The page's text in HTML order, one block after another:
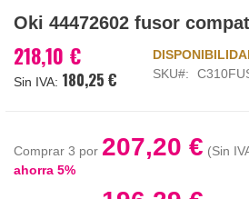
al
de
la
Oki 44472602 fusor
218,10 €
180,25 €
SKU
Comprar 3 por 207,20 €
ahorra 5%